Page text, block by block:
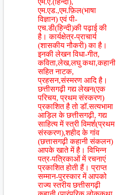
एम.ए.(हिन्दी),
एम.एड.,एम.फ़िल(भाषा
विज्ञान) एवं पी-
एच.डी(हिन्दी)की पढ़ाई की
है। कार्यक्षेत्र-प्राचार्य
(शासकीय नौकरी) का है।
इनकी लेखन विधा-गीत,
कविता,लेख,लघु कथा,कहानी
सहित नाटक,
प्रहसन,संस्मरण आदि है।
छत्तीसगढ़ी गद्य लेखन(एक
परिचय, प्रथम संस्करण)
प्रकाशित है तो डॉ.सत्यभामा
आड़िल के छत्तीसगढ़ी, गद्य
साहित्य में स्त्री विमर्श(प्रथम
संस्करण),शहीद के गांव
(छत्तासगढ़ी कहानी संकलन)
आपके खाते में है। विभिन्न
पत्र-पत्रिकाओं में रचनाएं
प्रकाशित होती हैं। प्राप्त
सम्मान-पुरस्कार में आपको
राज्य स्तरीय छत्तीसगढ़ी